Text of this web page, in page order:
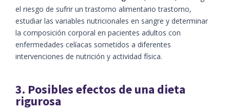
el riesgo de sufrir un trastorno alimentario trastorno,
estudiar las variables nutricionales en sangre y determinar
la composición corporal en pacientes adultos con
enfermedades celíacas sometidos a diferentes
intervenciones de nutrición y actividad física.
3. Posibles efectos de una dieta
rigurosa